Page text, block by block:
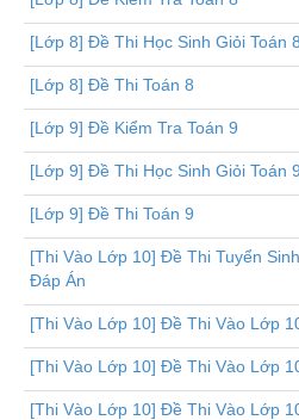
[Lớp 8] Đề Thi Học Sinh Giỏi Toán 8
[Lớp 8] Đề Thi Toán 8
[Lớp 9] Đề Kiểm Tra Toán 9
[Lớp 9] Đề Thi Học Sinh Giỏi Toán 9
[Lớp 9] Đề Thi Toán 9
[Thi Vào Lớp 10] Đề Thi Tuyển
Đáp Án
[Thi Vào Lớp 10] Đề Thi Vào Lớp
[Thi Vào Lớp 10] Đề Thi Vào Lớp
[Thi Vào Lớp 10] Đề Thi Vào Lớp